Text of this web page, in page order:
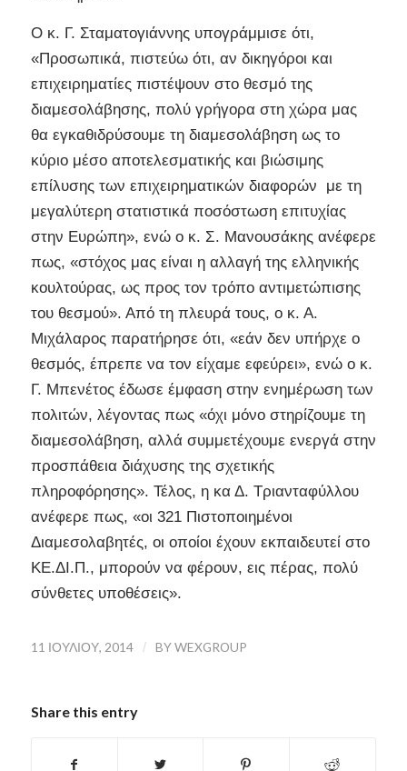
Ο κ. Γ. Σταματογιάννης υπογράμμισε ότι,
«Προσωπικά, πιστεύω ότι, αν δικηγόροι και
επιχειρηματίες πιστέψουν στο θεσμό της
διαμεσολάβησης, πολύ γρήγορα στη χώρα μας
θα εγκαθιδρύσουμε τη διαμεσολάβηση ως το
κύριο μέσο αποτελεσματικής και βιώσιμης
επίλυσης των επιχειρηματικών διαφορών με τη
μεγαλύτερη στατιστικά ποσόστωση επιτυχίας
στην Ευρώπη», ενώ ο κ. Σ. Μανουσάκης ανέφερε
πως, «στόχος μας είναι η αλλαγή της ελληνικής
κουλτούρας, ως προς τον τρόπο αντιμετώπισης
του θεσμού». Από τη πλευρά τους, ο κ. Α.
Μιχάλαρος παρατήρησε ότι, «εάν δεν υπήρχε ο
θεσμός, έπρεπε να τον είχαμε εφεύρει», ενώ ο κ.
Γ. Μπενέτος έδωσε έμφαση στην ενημέρωση των
πολιτών, λέγοντας πως «όχι μόνο στηρίζουμε τη
διαμεσολάβηση, αλλά συμμετέχουμε ενεργά στην
προσπάθεια διάχυσης της σχετικής
πληροφόρησης». Τέλος, η κα Δ. Τριανταφύλλου
ανέφερε πως, «οι 321 Πιστοποιημένοι
Διαμεσολαβητές, οι οποίοι έχουν εκπαιδευτεί στο
ΚΕ.ΔΙ.Π., μπορούν να φέρουν, εις πέρας, πολύ
σύνθετες υποθέσεις».
11 ΙΟΥΛΊΟΥ, 2014 / BYWEXGROUP
Share this entry